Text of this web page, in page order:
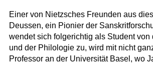
Einer von Nietzsches Freunden aus
Deussen, ein Pionier der
wendet sich folgerichtig als Student von
und der Philologie zu, wird mit nicht
Professor an der Universität Basel, wo